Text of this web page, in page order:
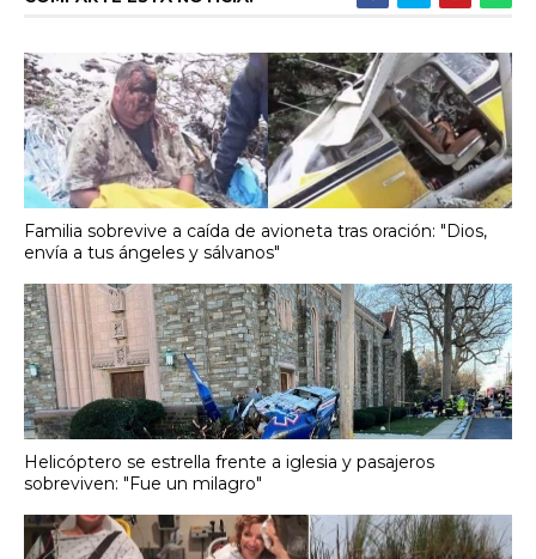
Familia sobrevive a caída de avioneta tras oración: "Dios,
envía a tus ángeles y sálvanos"
Helicóptero se estrella frente a iglesia y pasajeros
sobreviven: "Fue un milagro"